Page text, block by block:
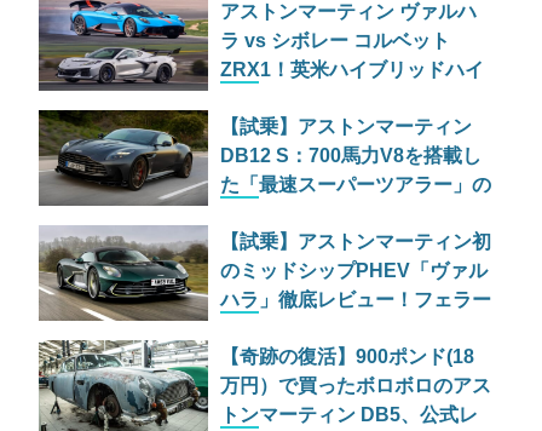
アストンマーティン ヴァルハ
ラ vs シボレー コルベット
ZRX1！英米ハイブリッドハイ
【試乗】アストンマーティン
DB12 S：700馬力V8を搭載し
た「最速スーパーツアラー」の
【試乗】アストンマーティン初
のミッドシップPHEV「ヴァル
ハラ」徹底レビュー！フェラー
【奇跡の復活】900ポンド(18
万円）で買ったボロボロのアス
トンマーティン DB5、公式レ